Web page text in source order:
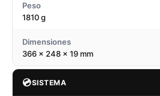
Peso
1810 g
Dimensiones
366 x 248 x 19 mm
💿SISTEMA